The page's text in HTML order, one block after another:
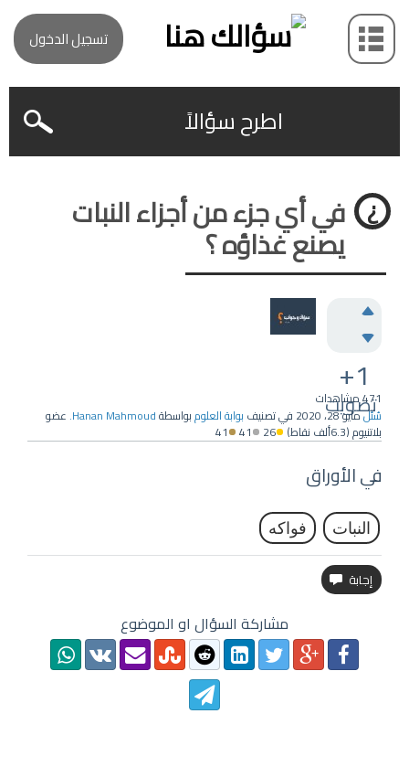
تسجيل الدخول
اطرح سؤالاً
في أي جزء من أجزاء النبات
يصنع غذاؤه ؟
+1
تصويت
471مشاهدات
سُئلمايو 28، 2020 في تصنيف بوابة العلومبواسطةHanan Mahmoud. عضو
بلاتنيوم(6.3ألف نقاط) 26
41
41
في الأوراق
النبات فواكه
مشاركة السؤال او الموضوع